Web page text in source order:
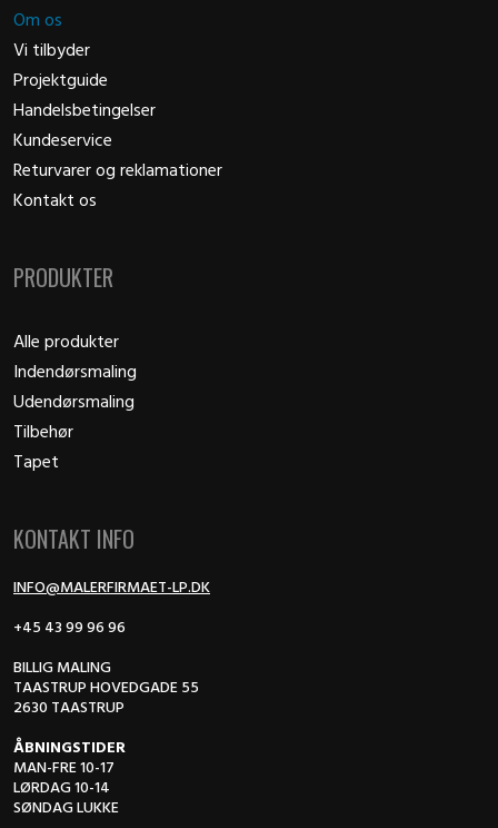
Om os
Vi tilbyder
Projektguide
Handelsbetingelser
Kundeservice
Returvarer og reklamationer
Kontakt os
PRODUKTER
Alle produkter
Indendørsmaling
Udendørsmaling
Tilbehør
Tapet
KONTAKT INFO
INFO@MALERFIRMAET-LP.DK
+45 43 99 96 96
BILLIG MALING
TAASTRUP HOVEDGADE 55
2630 TAASTRUP
ÅBNINGSTIDER
MAN-FRE 10-17
LØRDAG 10-14
SØNDAG LUKKE